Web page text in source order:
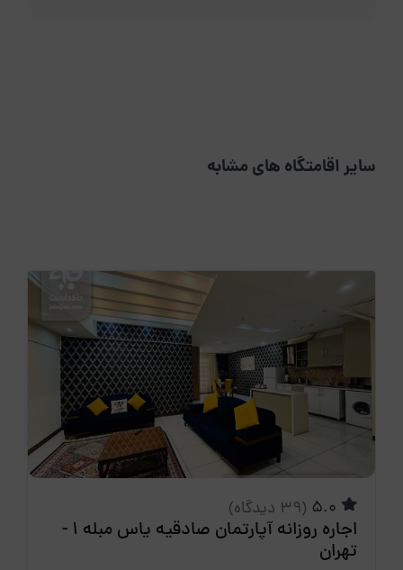
سایر اقامتگاه های مشابه
(39 دیدگاه)
اجاره روزانه آپارتمان صادقیه یاس مبله 1 -
تهران